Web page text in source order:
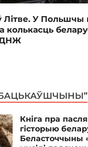
Літве. У Польшчы
колькасць
ДНЖ
Кніга пра
гісторыю
Беласточчыны